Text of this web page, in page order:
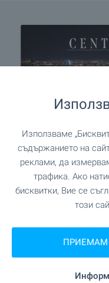
Central
В - с АКТ
Напредват
Използваме
съдържанието на
реклами, да
трафика. Ако
бисквитки, Вие се
този
ПРИЕМАМ